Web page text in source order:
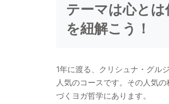
テーマは心と
を紐解こう！
1年に渡る、クリシュナ・グル
人気のコースです。その人気
づくヨガ哲学にあります。